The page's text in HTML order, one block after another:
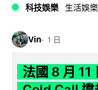
科技娛樂 生活娛樂
Vin 1 日
法國 8 月 11